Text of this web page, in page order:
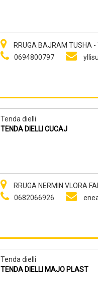
RRUGA BAJRAM TUSHA
0694800797
Tenda dielli
TENDA DIELLI CUCAJ
RRUGA NERMIN VLORA
0682066926
Tenda dielli
TENDA DIELLI MAJO PLAST